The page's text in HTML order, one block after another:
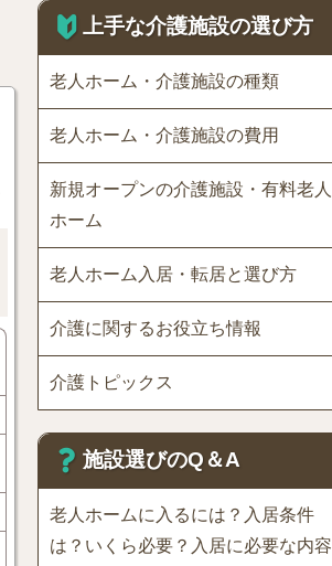
上手な介護施設の選び方
老人ホーム・介護施設の種類
老人ホーム・介護施設の費用
新規オープンの介護施設・有料老人
ホーム
老人ホーム入居・転居と選び方
介護に関するお役立ち情報
介護トピックス
施設選びのQ＆A
老人ホームに入るには？入居条件
は？いくら必要？入居に必要な内容